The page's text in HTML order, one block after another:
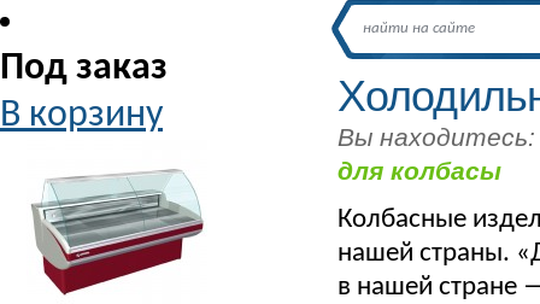
Вы находитесь:
для колбасы
Колбасные
нашей страны. «
в нашей стране
Под заказ
В корзину